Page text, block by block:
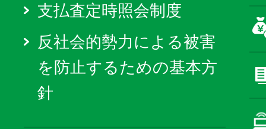
支払査定時照会制度
反社会的勢力による被害
を防止するための基本方
針